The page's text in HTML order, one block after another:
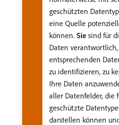
geschützten
eine Quelle
können. Sie sind für
Daten
entsprechenden
zu identifizieren, zu
Ihre Daten
aller Datenfelder, die
geschützte
darstellen können